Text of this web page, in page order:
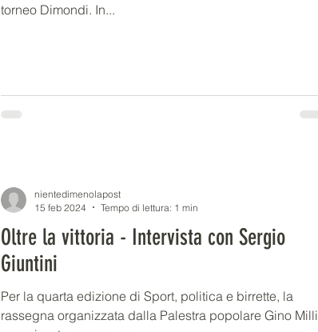
torneo Dimondi. In...
Oltre la vittoria - Intervista con Sergio
Giuntini
Per la quarta edizione di Sport, politica e birrette, la
rassegna organizzata dalla Palestra popolare Gino Milli
nientedimenolapost
15 feb 2024
Tempo di lettura: 1 min